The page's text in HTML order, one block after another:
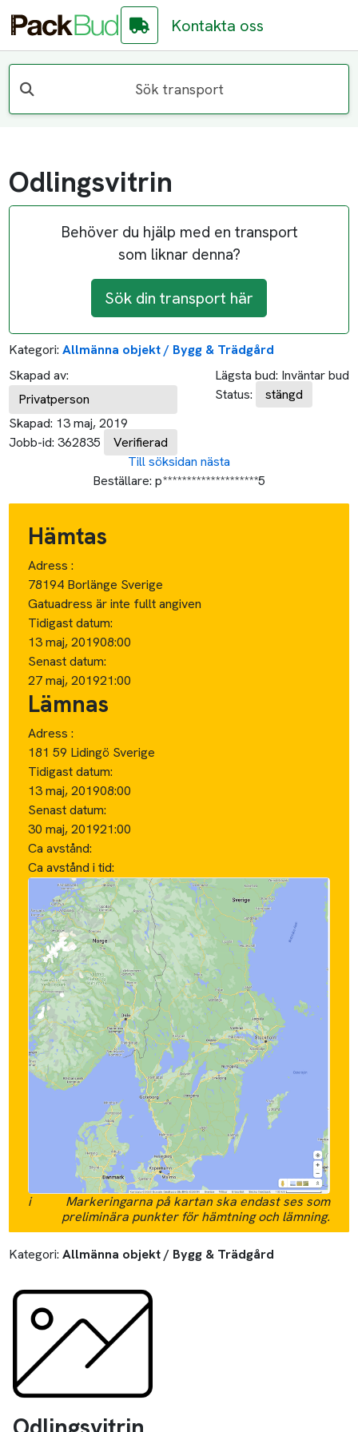
Kontakta oss
Sök transport
Odlingsvitrin
Behöver du hjälp med en transport
som liknar denna?
Sök din transport här
Kategori: Allmänna objekt / Bygg & Trädgård
Skapad av:
Privatperson
Skapad: 13 maj, 2019
Jobb-id: 362835 Verifierad
Lägsta bud: Inväntar bud
Status:
stängd
Till söksidan nästa
Beställare: p********************5
Hämtas
Adress :
78194 Borlänge Sverige
Gatuadress är inte fullt angiven
Tidigast datum:
13 maj, 201908:00
Senast datum:
27 maj, 201921:00
Lämnas
Adress :
181 59 Lidingö Sverige
Tidigast datum:
13 maj, 201908:00
Senast datum:
30 maj, 201921:00
Ca avstånd:
Ca avstånd i tid:
i
Markeringarna på kartan ska endast ses som
preliminära punkter för hämtning och lämning.
Kategori: Allmänna objekt / Bygg & Trädgård